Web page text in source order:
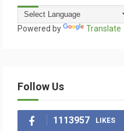
Powered by Translate
Follow Us
1113957 LIKES